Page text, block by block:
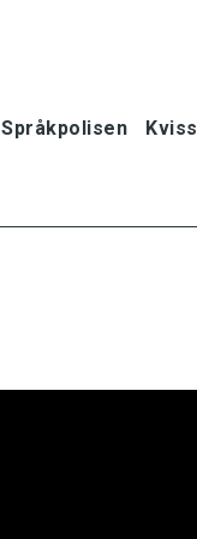
Språkpolisen Kviss